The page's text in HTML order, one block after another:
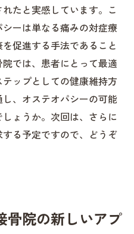
たと実感しています。こ
ーは単なる痛みの対症療
促進する手法であること
では、患者にとって最適
ップとしての健康維持方
、オステオパシーの可能
ょうか。次回は、さらに
る予定ですので、どうぞ
骨院の新しいアプ